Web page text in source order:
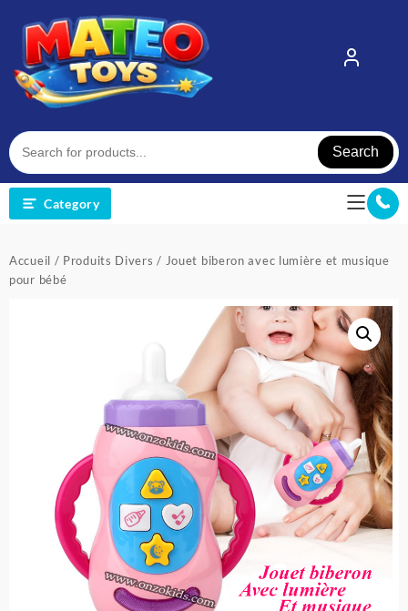
content
Search
Category
Accueil / Produits Divers / Jouet biberon avec lumière et musique
pour bébé